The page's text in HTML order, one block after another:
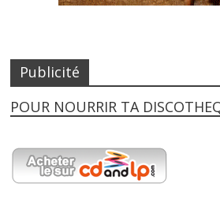
Publicité
POUR NOURRIR TA